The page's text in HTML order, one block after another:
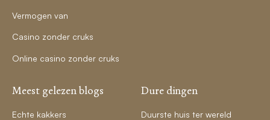
Vermogen van
Casino zonder cruks
Online casino zonder cruks
Meest gelezen blogs
Echte kakkers
Dure dingen
Duurste huis ter wereld